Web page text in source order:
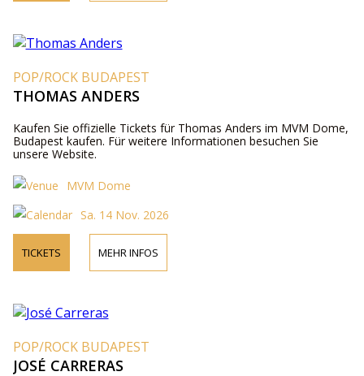
POP/ROCK BUDAPEST
THOMAS ANDERS
Kaufen Sie offizielle Tickets für Thomas Anders im MVM Dome,
Budapest kaufen. Für weitere Informationen besuchen Sie
unsere Website.
MVM Dome
Sa. 14 Nov. 2026
TICKETS MEHR INFOS
POP/ROCK BUDAPEST
JOSÉ CARRERAS